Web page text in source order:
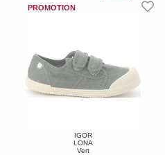
IGOR
LONA
Vert